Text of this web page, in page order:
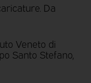
Da
Veneto di
Santo Stefano,